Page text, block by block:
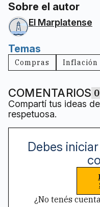
Sobre el autor
El Marplatense
Temas
Compras Inflación
COMENTARIOS 0
Compartí tus ideas
respetuosa.
Debes
¿No tenés